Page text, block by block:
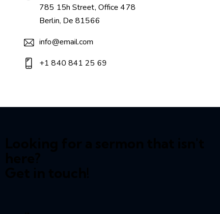
785 15h Street, Office 478
Berlin, De 81566
info@email.com
+1 840 841 25 69